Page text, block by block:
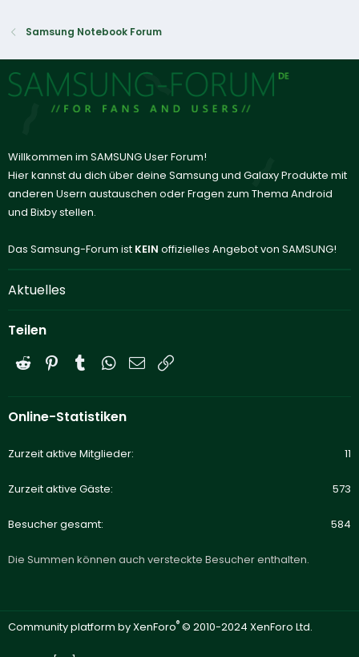
Samsung Notebook Forum
Willkommen im SAMSUNG User Forum!
Hier kannst du dich über deine Samsung und Galaxy Produkte mit
anderen Usern austauschen oder Fragen zum Thema Android
und Bixby stellen.
Das Samsung-Forum ist KEIN offizielles Angebot von SAMSUNG!
Aktuelles
Teilen
Reddit PinterestTumblrWhatsApp
E-Mail
Online-Statistiken
Zurzeit aktive Mitglieder 11
Zurzeit aktive Gäste 573
Besucher gesamt 584
Die Summen können auch versteckte Besucher enthalten.
Community platform by XenForo® © 2010-2024 XenForo Ltd.